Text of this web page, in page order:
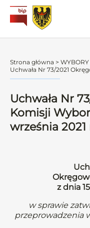
Strona główna >
Uchwała Nr 73/2021
Uchwała Nr
Komisji
września
z dnia
w sprawie
przeprowadzenia